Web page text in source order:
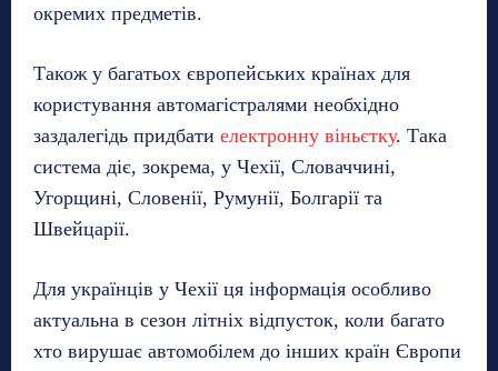
окремих предметів.
Також у багатьох європейських країнах для
користування автомагістралями необхідно
заздалегідь придбати електронну віньєтку. Така
система діє, зокрема, у Чехії, Словаччині,
Угорщині, Словенії, Румунії, Болгарії та
Швейцарії.
Для українців у Чехії ця інформація особливо
актуальна в сезон літніх відпусток, коли багато
хто вирушає автомобілем до інших країн Європи